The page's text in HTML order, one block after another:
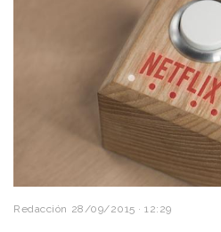
Redacción 28/09/2015 · 12:29